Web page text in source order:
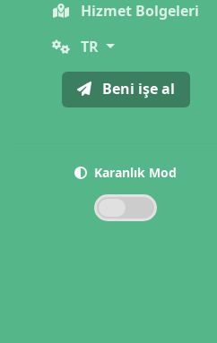
Hizmet Bolgeleri
TR
Beni işe al
Karanlık Mod